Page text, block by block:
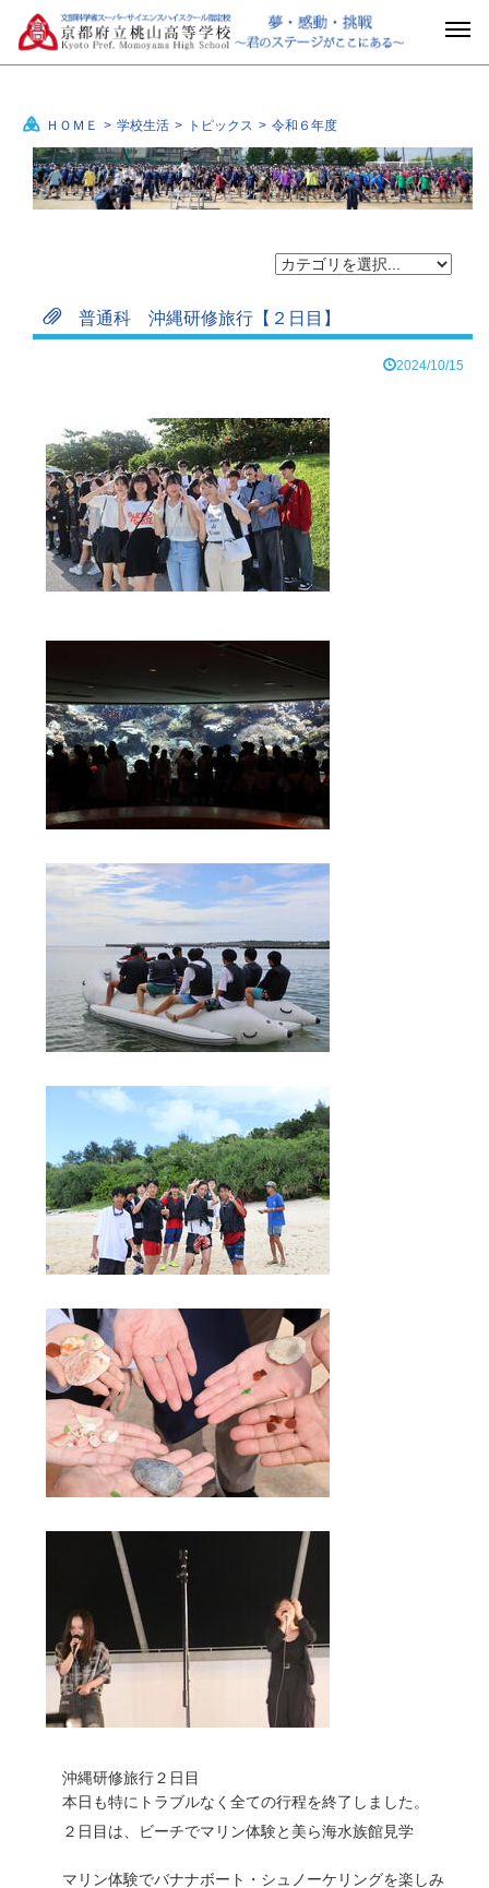
ＨＯＭＥ > 学校生活 > トピックス > 令和６年度
普通科 沖縄研修旅行【２日目】
2024/10/15
沖縄研修旅行２日目
本日も特にトラブルなく全ての行程を終了しました。
２日目は、ビーチでマリン体験と美ら海水族館見学
マリン体験でバナナボート・シュノーケリングを楽しみ